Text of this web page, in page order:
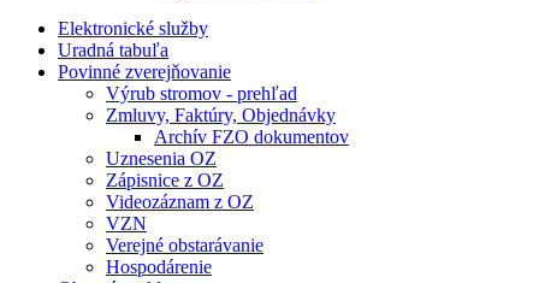
Elektronické služby
Uradná tabuľa
Povinné zverejňovanie
Výrub stromov - prehľad
Zmluvy, Faktúry, Objednávky
Archív FZO dokumentov
Uznesenia OZ
Zápisnice z OZ
Videozáznam z OZ
VZN
Verejné obstarávanie
Hospodárenie